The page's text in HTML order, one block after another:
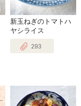
新玉ねぎのトマトハ
ヤシライス
293